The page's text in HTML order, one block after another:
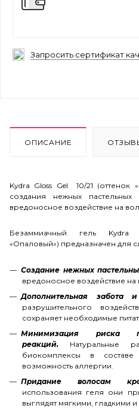
Запросить сертификат
ОПИСАНИЕ
Kydra Gloss Gel 10/21 (оттенок
создания нежных пастельных
вредоносное воздействие на
Безаммиачный гель Kydra
«Опаловый») предназначен для
Создание нежных
вредоносное воздействие
Дополнительная забота
разрушительного
сохраняет необходимые
Минимизация риска
реакций. Натуральные
биокомплексы в
возможность аллергии.
Придание волосам
использования геля они
выглядят мягкими, гладкими